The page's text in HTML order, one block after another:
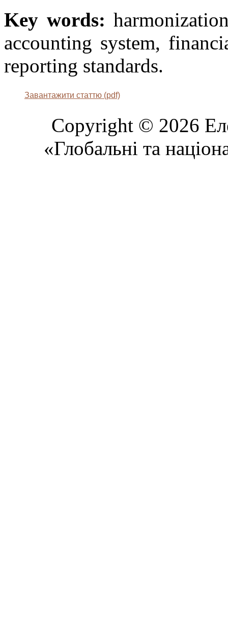
Key words:
accounting system,
reporting standards.
Завантажити статтю (pdf)
Copyright © 2026
«Глобальні та